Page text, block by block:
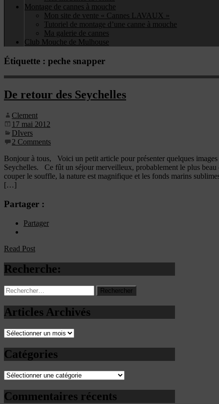
Montage de cannes à mouche
Mon site de vente « Cannes LAVAUX »
Tutoriel de montage d’une canne à mouche
Ma galerie de cannes
Club Mouche de Mulhouse
Étiquette : peche snapper
De retour des Seychelles
Clement
17 mai 2012
DIvers
2 Comments
Bonjour à tous, Voici un petit article pour présenter quelques
Seychelles. Ce fût un séjour merveilleux, probablement le plus beau
couper le souffle, la nature est magnifique et les fonds marins
[…]
Partager :
Partager
Read Post
Recherche:
Rechercher :
Articles Archivés
Articles
Catégories
Catégories
Commentaires récents